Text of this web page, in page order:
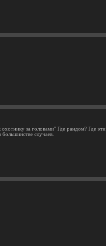
за головами" Где рандом? Где эти
случаев.